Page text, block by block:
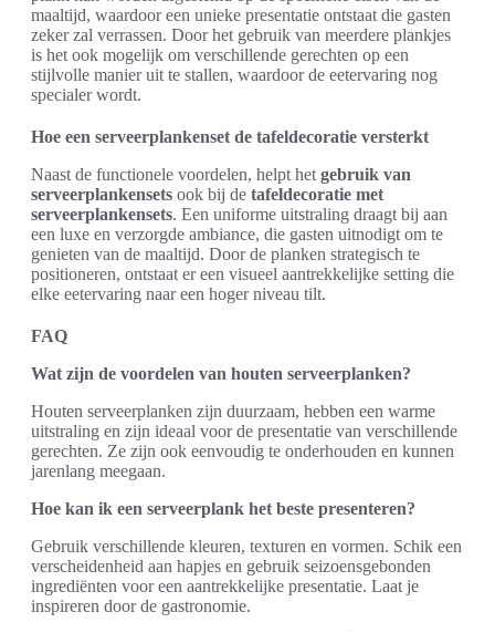
maaltijd, waardoor een unieke presentatie ontstaat die gasten
zeker zal verrassen. Door het gebruik van meerdere plankjes
is het ook mogelijk om verschillende gerechten op een
stijlvolle manier uit te stallen, waardoor de eetervaring nog
specialer wordt.
Hoe een serveerplankenset de tafeldecoratie versterkt
Naast de functionele voordelen, helpt het gebruik van
serveerplankensets ook bij de tafeldecoratie met
serveerplankensets. Een uniforme uitstraling draagt bij aan
een luxe en verzorgde ambiance, die gasten uitnodigt om te
genieten van de maaltijd. Door de planken strategisch te
positioneren, ontstaat er een visueel aantrekkelijke setting die
elke eetervaring naar een hoger niveau tilt.
FAQ
Wat zijn de voordelen van houten serveerplanken?
Houten serveerplanken zijn duurzaam, hebben een warme
uitstraling en zijn ideaal voor de presentatie van verschillende
gerechten. Ze zijn ook eenvoudig te onderhouden en kunnen
jarenlang meegaan.
Hoe kan ik een serveerplank het beste presenteren?
Gebruik verschillende kleuren, texturen en vormen. Schik een
verscheidenheid aan hapjes en gebruik seizoensgebonden
ingrediënten voor een aantrekkelijke presentatie. Laat je
inspireren door de gastronomie.